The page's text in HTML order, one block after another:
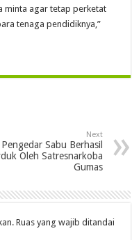
minta agar tetap perketat
tenaga pendidiknya,”
Next
Sabu Berhasil
Oleh Satresnarkoba
Gumas
Ruas yang wajib ditandai